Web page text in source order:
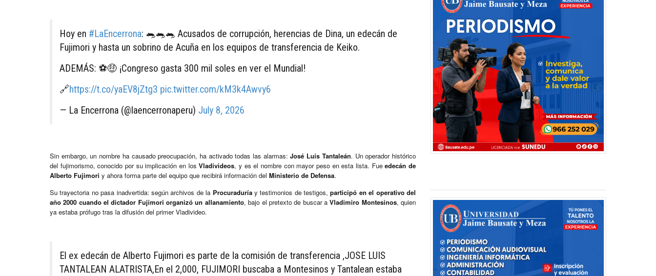
Hoy en #LaEncerrona: 🐀🐀🐀 Acusados de corrupción, herencias de Dina, un edecán de
Fujimori y hasta un sobrino de Acuña en los equipos de transferencia de Keiko.
ADEMÁS: ⚽️🤑 ¡Congreso gasta 300 mil soles en ver el Mundial!
🔗https://t.co/yaEV8jZtg3 pic.twitter.com/kM3k4Awvy6
— La Encerrona (@laencerronaperu) July 8, 2026
Sin embargo, un nombre ha causado preocupación, ha activado todas las alarmas: José Luis Tantaleán. Un operador histórico
del fujimorismo, conocido por su implicación en losVladivideos, y es el nombre con mayor peso en esta lista. Fueedecán de
Alberto Fujimori y ahora forma parte del equipo que recibirá información del Ministerio de Defensa.
Su trayectoria no pasa inadvertida: según archivos de la Procuraduríay testimonios de testigos,participó en el operativo del
año 2000 cuando el dictador Fujimori organizó un allanamiento, bajo el pretexto de buscar aVladimiro Montesinos, quien
ya estaba prófugo tras la difusión del primer Vladivideo.
El ex edecán de Alberto Fujimori es parte de la comisión de transferencia ,JOSE LUIS
TANTALEAN ALATRISTA,En el 2,000, FUJIMORI buscaba a Montesinos y Tantalean estaba